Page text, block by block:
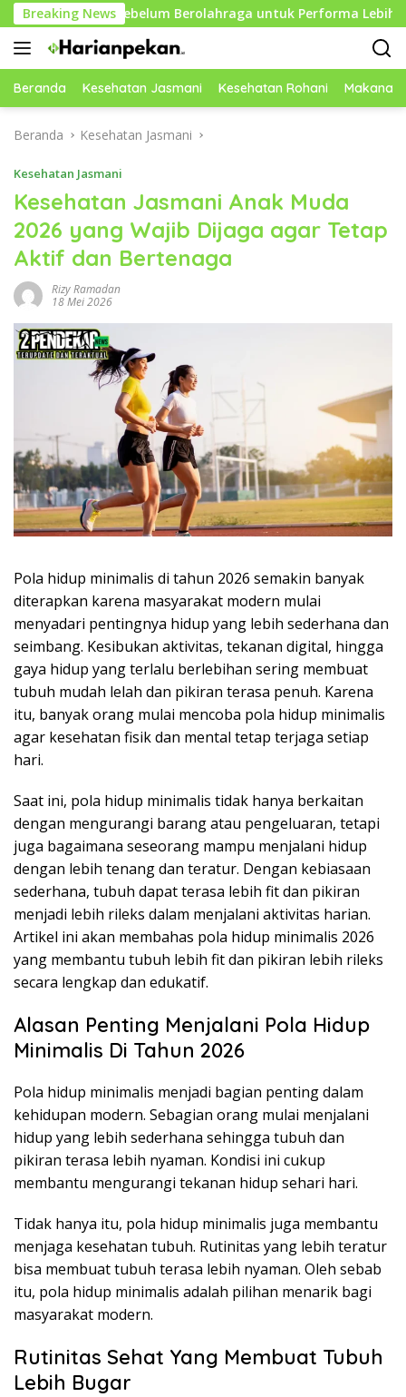
Langsung
ke
konten
Breaking News
Sebelum Berolahraga untuk Performa Lebih Optimal
Beranda Kesehatan Jasmani Kesehatan Rohani Makanan
Beranda Kesehatan Jasmani
Kesehatan Jasmani
Kesehatan Jasmani Anak Muda
2026 yang Wajib Dijaga agar Tetap
Aktif dan Bertenaga
Rizy Ramadan
18 Mei 2026
Pola hidup minimalis di tahun 2026 semakin banyak
diterapkan karena masyarakat modern mulai
menyadari pentingnya hidup yang lebih sederhana dan
seimbang. Kesibukan aktivitas, tekanan digital, hingga
gaya hidup yang terlalu berlebihan sering membuat
tubuh mudah lelah dan pikiran terasa penuh. Karena
itu, banyak orang mulai mencoba pola hidup minimalis
agar kesehatan fisik dan mental tetap terjaga setiap
hari.
Saat ini, pola hidup minimalis tidak hanya berkaitan
dengan mengurangi barang atau pengeluaran, tetapi
juga bagaimana seseorang mampu menjalani hidup
dengan lebih tenang dan teratur. Dengan kebiasaan
sederhana, tubuh dapat terasa lebih fit dan pikiran
menjadi lebih rileks dalam menjalani aktivitas harian.
Artikel ini akan membahas pola hidup minimalis 2026
yang membantu tubuh lebih fit dan pikiran lebih rileks
secara lengkap dan edukatif.
Alasan Penting Menjalani Pola Hidup
Minimalis Di Tahun 2026
Pola hidup minimalis menjadi bagian penting dalam
kehidupan modern. Sebagian orang mulai menjalani
hidup yang lebih sederhana sehingga tubuh dan
pikiran terasa lebih nyaman. Kondisi ini cukup
membantu mengurangi tekanan hidup sehari hari.
Tidak hanya itu, pola hidup minimalis juga membantu
menjaga kesehatan tubuh. Rutinitas yang lebih teratur
bisa membuat tubuh terasa lebih nyaman. Oleh sebab
itu, pola hidup minimalis adalah pilihan menarik bagi
masyarakat modern.
Rutinitas Sehat Yang Membuat Tubuh
Lebih Bugar